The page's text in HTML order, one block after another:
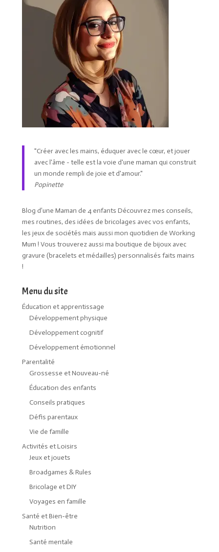
"Créer avec les mains, éduquer avec le cœur, et jouer
avec l'âme - telle est la voie d'une maman qui construit
un monde rempli de joie et d'amour."
Popinette
Blog d’une Maman de 4 enfants Découvrez mes conseils,
mes routines, des idées de bricolages avec vos enfants,
les jeux de sociétés mais aussi mon quotidien de Working
Mum ! Vous trouverez aussi ma boutique de bijoux avec
gravure (bracelets et médailles) personnalisés faits mains
!
Menu du site
Éducation et apprentissage
Développement physique
Développement cognitif
Développement émotionnel
Parentalité
Grossesse et Nouveau-né
Éducation des enfants
Conseils pratiques
Défis parentaux
Vie de famille
Activités et Loisirs
Jeux et jouets
Broadgames & Rules
Bricolage et DIY
Voyages en famille
Santé et Bien-être
Nutrition
Santé mentale